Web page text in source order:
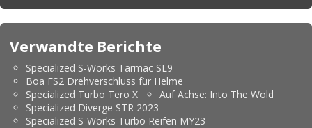
Verwandte Berichte
Specialized S-Works Tarmac SL9
Boa FS2 Drehverschluss für Helme
Specialized Turbo Tero X
Auf Achse: Into The Wold
Specialized Diverge STR 2023
Specialized S-Works Turbo Reifen MY23